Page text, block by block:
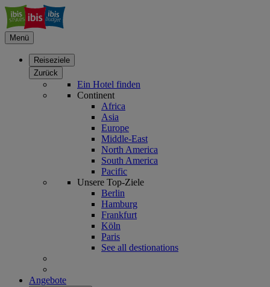
Menü
Reiseziele
Zurück
Ein Hotel finden
Continent
Africa
Asia
Europe
Middle-East
North America
South America
Pacific
Unsere Top-Ziele
Berlin
Hamburg
Frankfurt
Köln
Paris
See all destionations
Angebote